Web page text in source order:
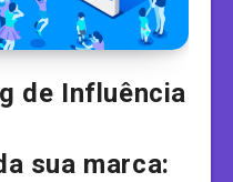
de Influência
sua marca: